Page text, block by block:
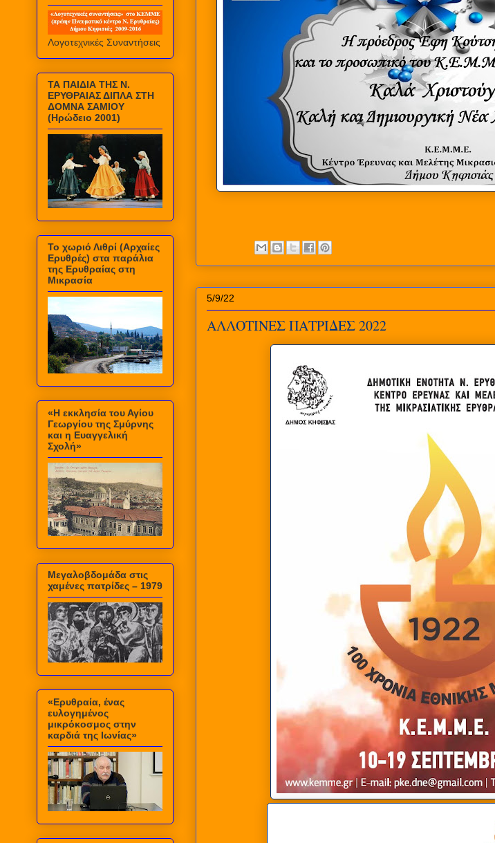
5/9/22
ΑΛΛΟΤΙΝΕΣ ΠΑΤΡΙΔΕΣ 2022
Λογοτεχνικές Συναντήσεις
ΤΑ ΠΑΙΔΙΑ ΤΗΣ Ν.
ΕΡΥΘΡΑΙΑΣ ΔΙΠΛΑ ΣΤΗ
ΔΟΜΝΑ ΣΑΜΙΟΥ
(Ηρώδειο 2001)
Το χωριό Λιθρί (Αρχαίες
Ερυθρές) στα παράλια
της Ερυθραίας στη
Μικρασία
«Η εκκλησία του Αγίου
Γεωργίου της Σμύρνης
και η Ευαγγελική
Σχολή»
Μεγαλοβδομάδα στις
χαμένες πατρίδες – 1979
«Ερυθραία, ένας
ευλογημένος
μικρόκοσμος στην
καρδιά της Ιωνίας»